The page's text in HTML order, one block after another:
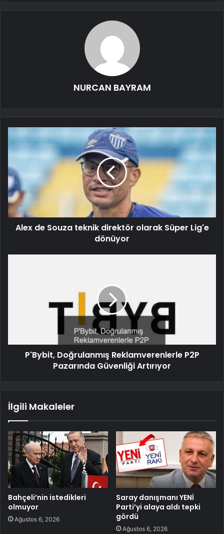
NURCAN BAYRAM
Alex de Souza teknik direktör olarak Süper Lig'e
dönüyor
P'Bybit, Doğrulanmış Reklamverenlerle P2P
Pazarında Güvenliği Artırıyor
İlgili Makaleler
Bahçeli’nin istedikleri
olmuyor
Ağustos 6, 2026
Saray danışmanı YENİ
Parti’yi alaya aldı tepki
gördü
Ağustos 6, 2026